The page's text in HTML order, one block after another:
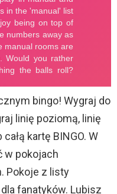
bingo! Wygraj do
linię poziomą, linię
kartę BINGO. W
w pokojach
Pokoje z listy
fanatyków. Lubisz